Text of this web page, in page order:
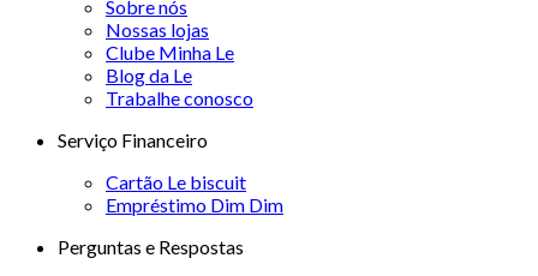
Sobre nós
Nossas lojas
Clube Minha Le
Blog da Le
Trabalhe conosco
Serviço Financeiro
Cartão Le biscuit
Empréstimo Dim Dim
Perguntas e Respostas